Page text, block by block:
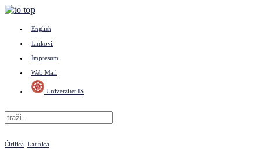
English
Linkovi
Impresum
Web Mail
Univerzitet IS
Ćirilica Latinica